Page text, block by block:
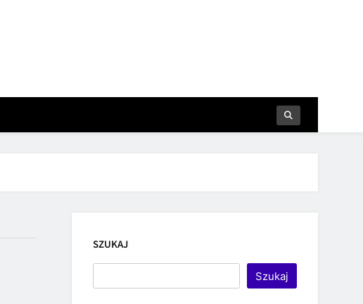
SZUKAJ
Szukaj